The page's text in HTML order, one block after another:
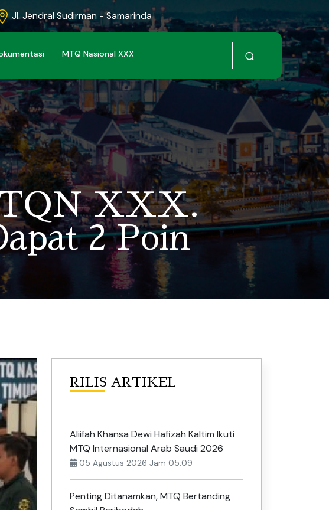
Jl. Jendral Sudirman - Samarinda
MTQ Nasional XXX
XXX.
2 Poin
RILIS ARTIKEL
Aliifah Khansa Dewi Hafizah Kaltim Ikuti
MTQ Internasional Arab Saudi 2026
05 Agustus 2026 Jam 05:09
Penting Ditanamkan, MTQ Bertanding